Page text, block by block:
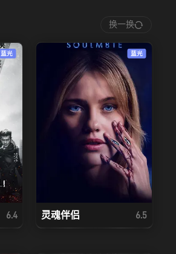
换一换
蓝光
6.4
蓝光
灵魂伴侣 6.5